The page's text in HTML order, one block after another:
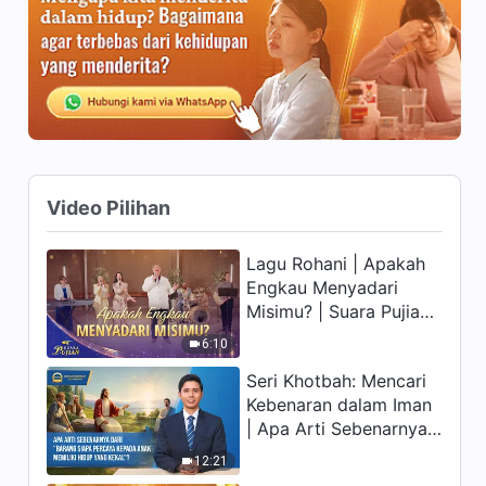
Video Pilihan
6:10
Lagu Rohani | Apakah
Engkau Menyadari
Misimu? | Suara Pujian
12:21
Seri Khotbah: Mencari
Kebenaran dalam Iman
| Apa Arti Sebenarnya